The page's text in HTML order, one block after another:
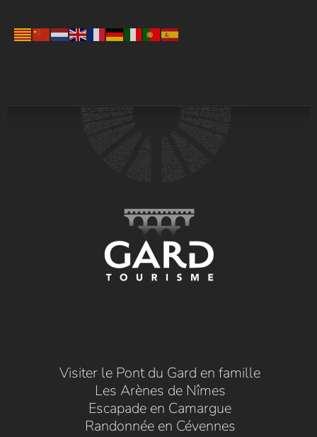
Visiter le Pont du Gard en famille
Les Arènes de Nîmes
Escapade en Camargue
Randonnée en Cévennes